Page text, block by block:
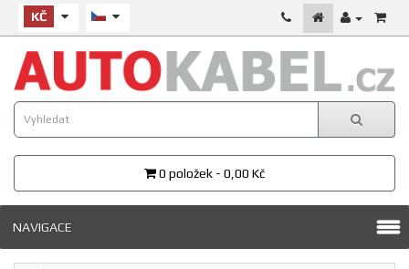
KČ
0 položek - 0,00 Kč
NAVIGACE